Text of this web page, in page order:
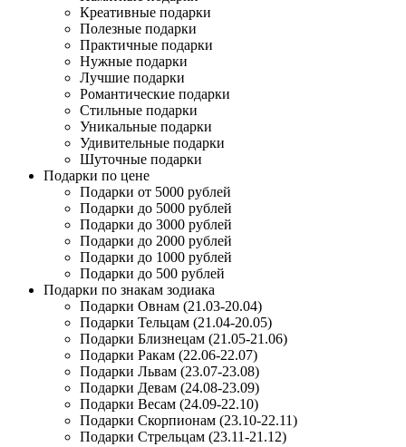
Креативные подарки
Полезные подарки
Практичные подарки
Нужные подарки
Лучшие подарки
Романтические подарки
Стильные подарки
Уникальные подарки
Удивительные подарки
Шуточные подарки
Подарки по цене
Подарки от 5000 рублей
Подарки до 5000 рублей
Подарки до 3000 рублей
Подарки до 2000 рублей
Подарки до 1000 рублей
Подарки до 500 рублей
Подарки по знакам зодиака
Подарки Овнам (21.03-20.04)
Подарки Тельцам (21.04-20.05)
Подарки Близнецам (21.05-21.06)
Подарки Ракам (22.06-22.07)
Подарки Львам (23.07-23.08)
Подарки Девам (24.08-23.09)
Подарки Весам (24.09-22.10)
Подарки Скорпионам (23.10-22.11)
Подарки Стрельцам (23.11-21.12)